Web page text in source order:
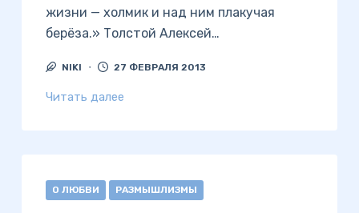
жизни — холмик и над ним плакучая
берёза.» Толстой Алексей…
NIKI 27 ФЕВРАЛЯ 2013
Читать далее
О ЛЮБВИ РАЗМЫШЛИЗМЫ